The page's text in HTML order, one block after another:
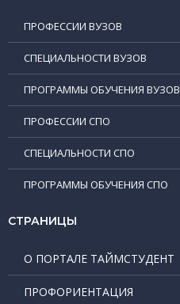
ПРОФЕССИИ ВУЗОВ
СПЕЦИАЛЬНОСТИ ВУЗОВ
ПРОГРАММЫ ОБУЧЕНИЯ ВУЗОВ
ПРОФЕССИИ СПО
СПЕЦИАЛЬНОСТИ СПО
ПРОГРАММЫ ОБУЧЕНИЯ СПО
СТРАНИЦЫ
О ПОРТАЛЕ ТАЙМСТУДЕНТ
ПРОФОРИЕНТАЦИЯ